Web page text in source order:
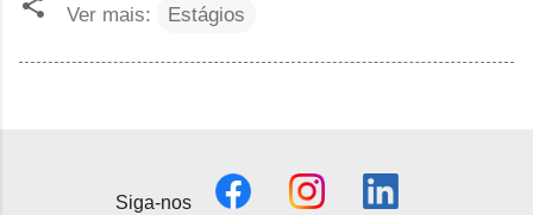
Ver mais: Estágios
Siga-nos